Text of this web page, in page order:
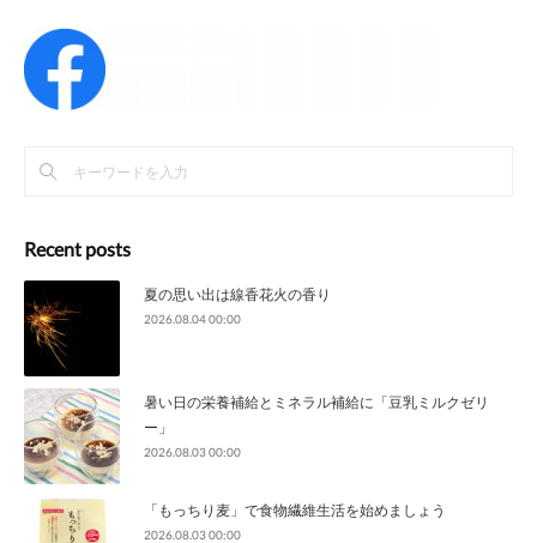
Recent posts
夏の思い出は線香花火の香り
2026.08.04 00:00
暑い日の栄養補給とミネラル補給に「豆乳ミルクゼリ
ー」
2026.08.03 00:00
「もっちり麦」で食物繊維生活を始めましょう
2026.08.03 00:00